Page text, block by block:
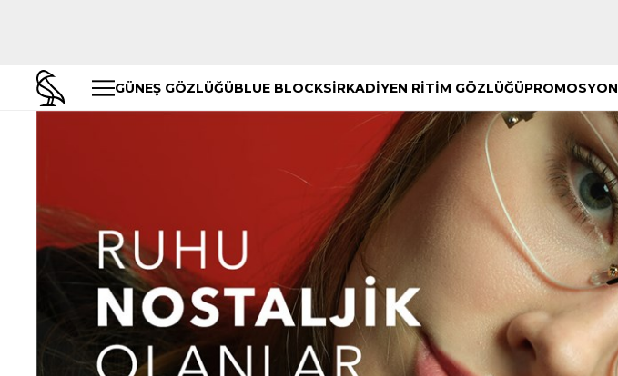
GÜNEŞ GÖZLÜĞÜBLUE BLOCKSİRKADİYEN RİTİM GÖZLÜĞÜPROMOSYON